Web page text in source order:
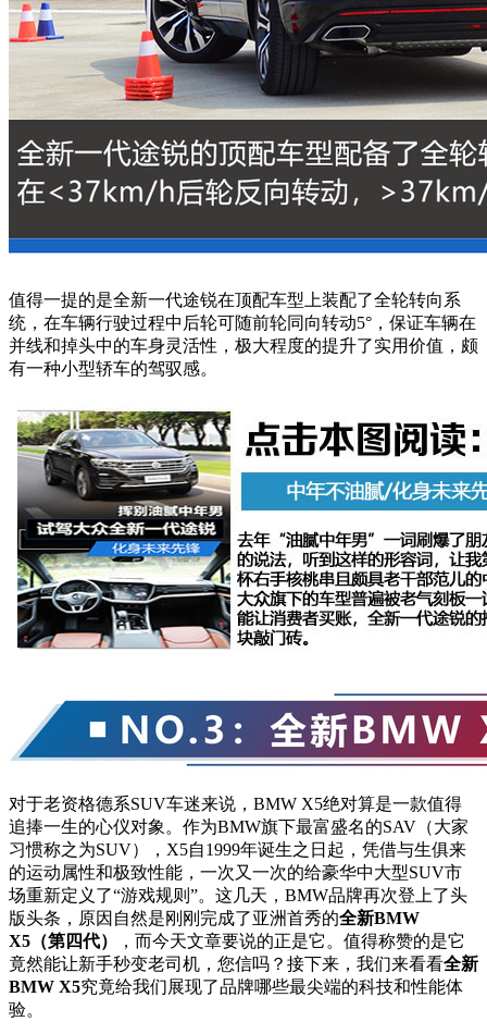
值得一提的是全新一代途锐在顶配车型上装配了全轮转向系
统，在车辆行驶过程中后轮可随前轮同向转动5°，保证车辆在
并线和掉头中的车身灵活性，极大程度的提升了实用价值，颇
有一种小型轿车的驾驭感。
对于老资格德系SUV车迷来说，BMW X5绝对算是一款值得
追捧一生的心仪对象。作为BMW旗下最富盛名的SAV（大家
习惯称之为SUV），X5自1999年诞生之日起，凭借与生俱来
的运动属性和极致性能，一次又一次的给豪华中大型SUV市
场重新定义了“游戏规则”。这几天，BMW品牌再次登上了头
版头条，原因自然是刚刚完成了亚洲首秀的全新BMW
X5（第四代）
，而今天文章要说的正是它。值得称赞的是它
竟然能让新手秒变老司机，您信吗？接下来，我们来看看全新
BMW X5究竟给我们展现了品牌哪些最尖端的科技和性能体
验。